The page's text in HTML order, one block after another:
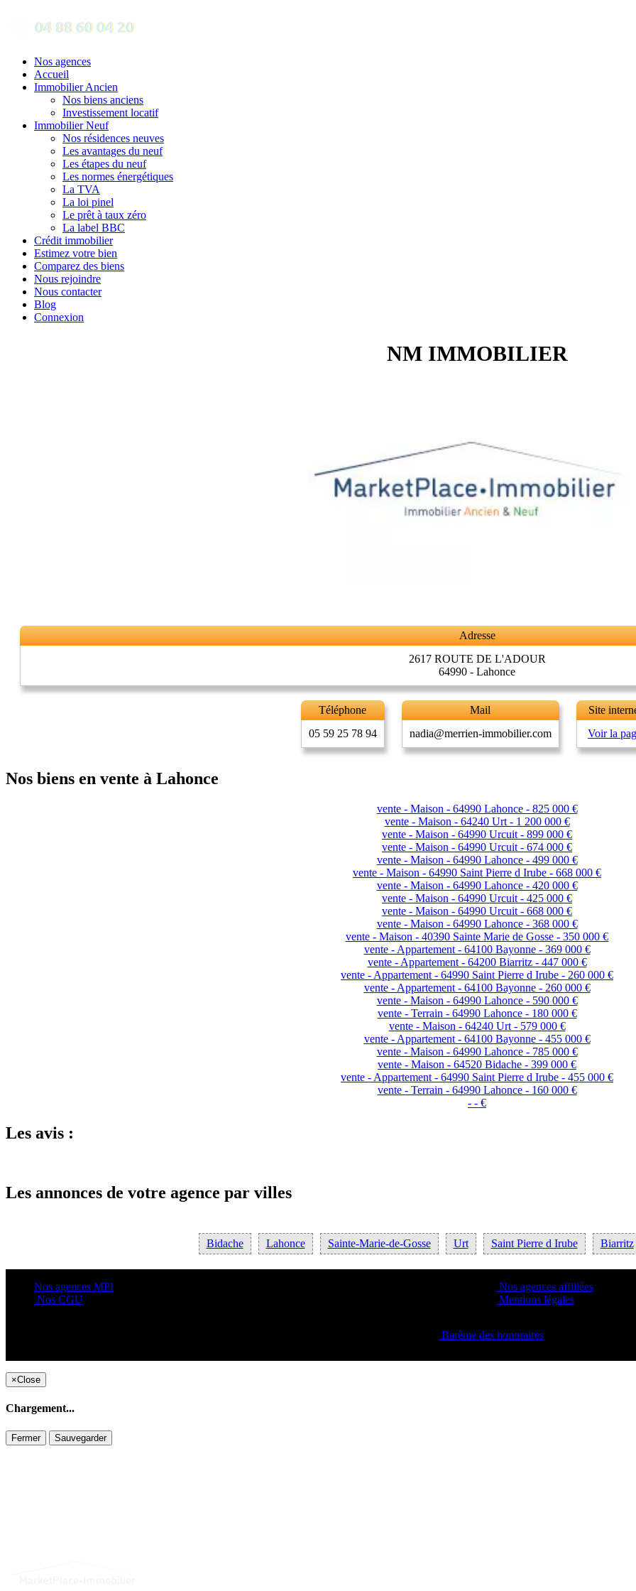
Nos agences
Accueil
Immobilier Ancien
Nos biens anciens
Investissement locatif
Immobilier Neuf
Nos résidences neuves
Les avantages du neuf
Les étapes du neuf
Les normes énergétiques
La TVA
La loi pinel
Le prêt à taux zéro
La label BBC
Crédit immobilier
Estimez votre bien
Comparez des biens
Nous rejoindre
Nous contacter
Blog
Connexion
NM IMMOBILIER
Adresse
2617 ROUTE DE L'ADOUR
64990 - Lahonce
Téléphone
05 59 25 78 94
Mail
nadia@merrien-immobilier.com
Site
Voir la
Nos biens en vente à Lahonce
vente - Maison - 64990 Lahonce - 825 000 €
vente - Maison - 64240 Urt - 1 200 000 €
vente - Maison - 64990 Urcuit - 899 000 €
vente - Maison - 64990 Urcuit - 674 000 €
vente - Maison - 64990 Lahonce - 499 000 €
vente - Maison - 64990 Saint Pierre d Irube - 668 000 €
vente - Maison - 64990 Lahonce - 420 000 €
vente - Maison - 64990 Urcuit - 425 000 €
vente - Maison - 64990 Urcuit - 668 000 €
vente - Maison - 64990 Lahonce - 368 000 €
vente - Maison - 40390 Sainte Marie de Gosse - 350 000 €
vente - Appartement - 64100 Bayonne - 369 000 €
vente - Appartement - 64200 Biarritz - 447 000 €
vente - Appartement - 64990 Saint Pierre d Irube - 260 000 €
vente - Appartement - 64100 Bayonne - 260 000 €
vente - Maison - 64990 Lahonce - 590 000 €
vente - Terrain - 64990 Lahonce - 180 000 €
vente - Maison - 64240 Urt - 579 000 €
vente - Appartement - 64100 Bayonne - 455 000 €
vente - Maison - 64990 Lahonce - 785 000 €
vente - Maison - 64520 Bidache - 399 000 €
vente - Appartement - 64990 Saint Pierre d Irube - 455 000 €
vente - Terrain - 64990 Lahonce - 160 000 €
- - €
Les avis :
Les annonces de votre agence par villes
Bidache Lahonce Sainte-Marie-de-Gosse Urt Saint Pierre d Irube Biarritz
Nos agences MPI
Nos CGU
Nos agences affiliées
Mentions légales
Barême des honoraires
×Close
Chargement...
Fermer Sauvegarder